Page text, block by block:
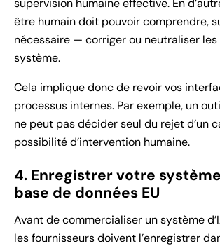
supervision humaine effective. En
être humain doit pouvoir comprendre,
nécessaire — corriger ou neutraliser
système.
Cela implique donc de revoir vos
processus internes. Par exemple, un
ne peut pas décider seul du rejet d’un
possibilité d’intervention humaine.
4. Enregistrer votre
base de données EU
Avant de commercialiser un système
les fournisseurs doivent l’enregistrer